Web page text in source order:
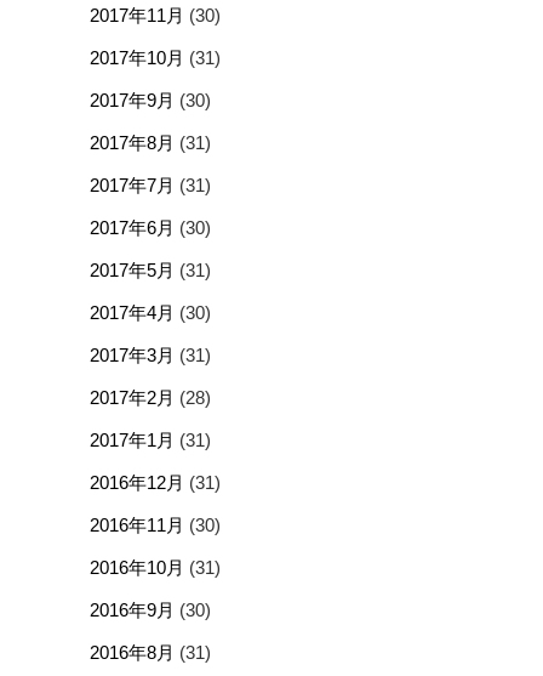
2017年11月 (30)
2017年10月 (31)
2017年9月 (30)
2017年8月 (31)
2017年7月 (31)
2017年6月 (30)
2017年5月 (31)
2017年4月 (30)
2017年3月 (31)
2017年2月 (28)
2017年1月 (31)
2016年12月 (31)
2016年11月 (30)
2016年10月 (31)
2016年9月 (30)
2016年8月 (31)